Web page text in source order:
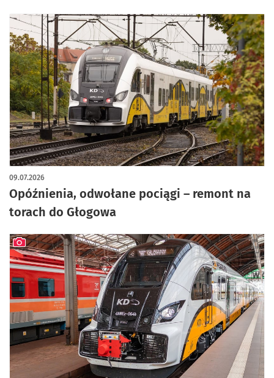
Opóźnienia, odwołane pociągi – remont na
torach do Głogowa
09.07.2026